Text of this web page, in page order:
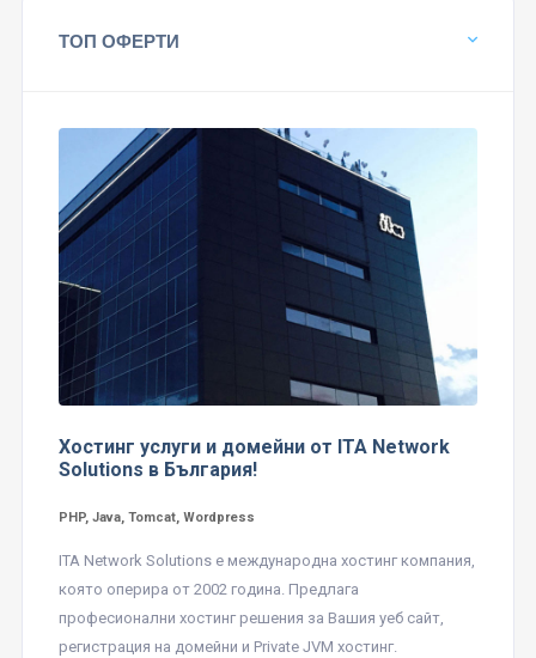
ТОП ОФЕРТИ
Хостинг услуги и домейни от ITA Network
Solutions в България!
PHP, Java, Tomcat, Wordpress
ITA Network Solutions е международна хостинг компания,
която оперира от 2002 година. Предлага
професионални хостинг решения за Вашия уеб сайт,
регистрация на домейни и Private JVM хостинг.